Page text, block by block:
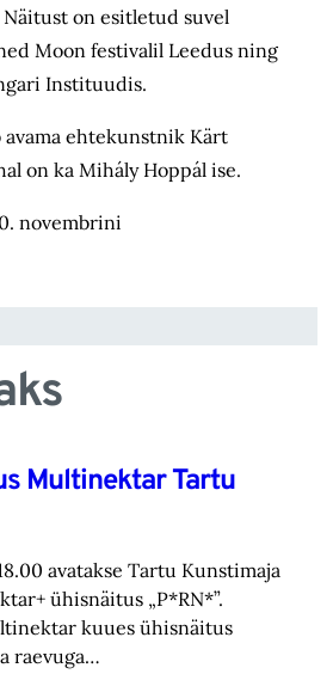
on esitletud suvel
Moon festivalil Leedus ning
Instituudis.
ehtekunstnik Kärt
on ka Mihály Hoppál ise.
novembrini
Multinektar Tartu
avatakse Tartu Kunstimaja
ühisnäitus „P*RN*”.
kuues ühisnäitus
raevuga…